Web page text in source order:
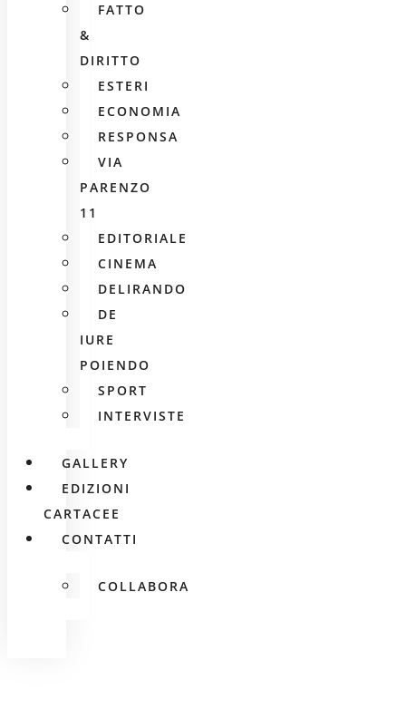
FATTO
&
DIRITTO
ESTERI
ECONOMIA
RESPONSA
VIA
PARENZO
11
EDITORIALE
CINEMA
DELIRANDO
DE
IURE
POIENDO
SPORT
INTERVISTE
GALLERY
EDIZIONI
CARTACEE
CONTATTI
COLLABORA